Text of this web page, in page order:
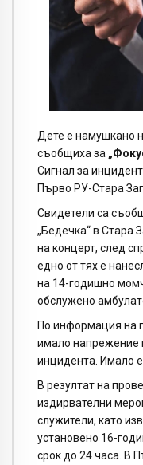
Дете е намушкано
съобщиха за
Сигнал за
Първо РУ-Стара
Свидетели са
„Бедечка“ в Стара
на концерт, след
едно от тях е
на 14-годишно
обслужено
По информация на
имало напрежение
инцидента. Имало е
В резултат на
издирвателни
служители, като
установено 16-
срок до 24 часа. В